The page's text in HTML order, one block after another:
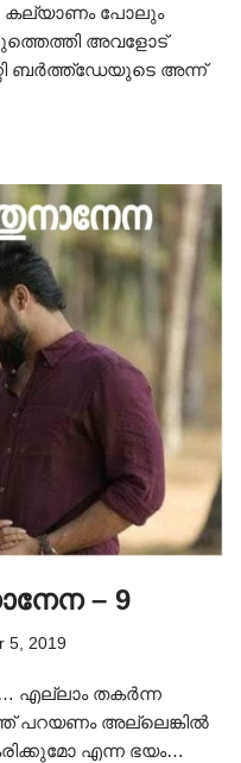
കല്യാണം പോലും
അവളോട്
ബർത്ത്ഡേയുടെ അന്ന്
– 9
5, 2019
എല്ലാം തകർന്ന
പറയണം അല്ലെങ്കിൽ
എന്ന ഭയം…